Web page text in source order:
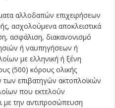
αλλοδαπών επιχειρήσεων
ασχολούμενα αποκλειστικά
ασφάλιση, διακανονισμό
ή ναυπηγήσεων ή
με ελληνική ή ξένη
(500) κόρους ολικής
των επιβατηγών ακτοπλοϊκών
που εκτελούν
με την αντιπροσώπευση